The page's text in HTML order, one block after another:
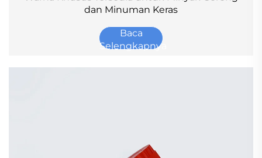
dan Minuman Keras
Baca
Selengkapnya